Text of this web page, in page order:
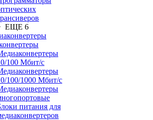
ЕЩЕ 6
100 Мбит/с
100/1000 Мбит/c
питания для